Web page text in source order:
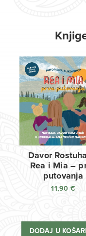
Davor
Rea i Mia –
putovanja
11,90 €
DODAJ U